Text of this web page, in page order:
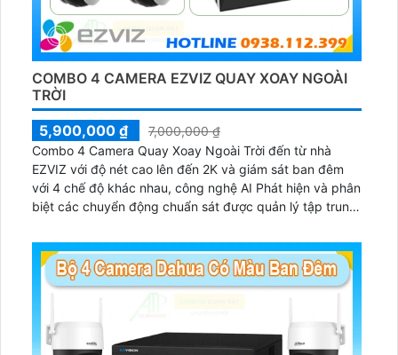
COMBO 4 CAMERA EZVIZ QUAY XOAY NGOÀI
TRỜI
5,900,000 ₫
7,000,000 ₫
Combo 4 Camera Quay Xoay Ngoài Trời đến từ nhà
EZVIZ với độ nét cao lên đến 2K và giám sát ban đêm
với 4 chế độ khác nhau, công nghệ AI Phát hiện và phân
biệt các chuyển động chuẩn sát được quản lý tập trung